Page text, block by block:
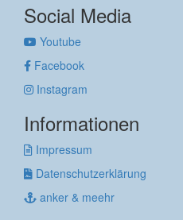
Social Media
Youtube
Facebook
Instagram
Informationen
Impressum
Datenschutzerklärung
anker & meehr